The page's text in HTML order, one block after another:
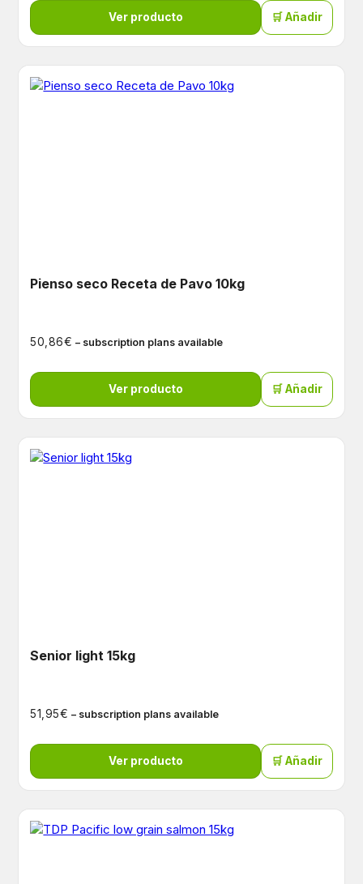
Ver producto 🛒 Añadir
Pienso seco Receta de Pavo 10kg
50,86€ – subscription plans available
Ver producto 🛒 Añadir
Senior light 15kg
51,95€ – subscription plans available
Ver producto 🛒 Añadir